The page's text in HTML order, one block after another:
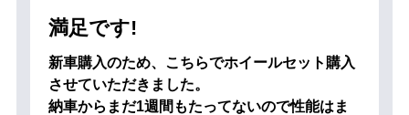
満足です!
新車購入のため、こちらでホイールセット購入
させていただきました。
納車からまだ1週間もたってないので性能はま